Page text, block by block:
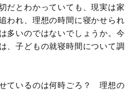
だとわかっていても、現実は家
われ、理想の時間に寝かせられ
いのではないでしょうか。今
、子どもの就寝時間について調
ているのは何時ごろ？ 理想の